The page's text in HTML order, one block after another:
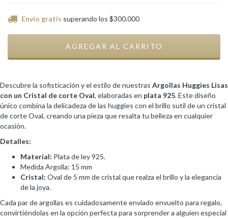
Envío gratis superando los $300.000
Descubre la sofisticación y el estilo de nuestras Argollas Huggies Lisas
con un Cristal de corte Oval, elaboradas en plata 925. Este diseño
único combina la delicadeza de las huggies con el brillo sutil de un cristal
de corte Oval, creando una pieza que resalta tu belleza en cualquier
ocasión.
Detalles:
Material: Plata de ley 925.
Medida Argolla: 15 mm
Cristal: Oval de 5 mm de cristal que realza el brillo y la elegancia
de la joya.
Cada par de argollas es cuidadosamente enviado envuelto para regalo,
convirtiéndolas en la opción perfecta para sorprender a alguien especial